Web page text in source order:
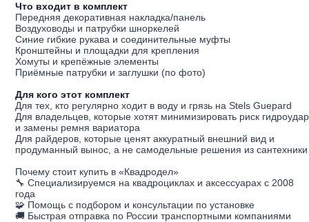
Что входит в комплект
Передняя декоративная накладка/панель
Воздуховоды и патрубки шноркелей
Синие гибкие рукава и соединительные муфты
Кронштейны и площадки для крепления
Хомуты и крепёжные элементы
Приёмные патрубки и заглушки (по фото)
Для кого этот комплект
Для тех, кто регулярно ходит в воду и грязь на Stels Guepard
Для владельцев, которые хотят минимизировать риск
и замены ремня вариатора
Для райдеров, которые ценят аккуратный внешний вид и
продуманный вынос, а не самодельные решения из сантехники
Почему стоит купить в «Квадродел»
🔧 Специализируемся на квадроциклах и аксессуарах с 2008
года
🧩 Помощь с подбором и консультации по установке
🚚 Быстрая отправка по России транспортными компаниями